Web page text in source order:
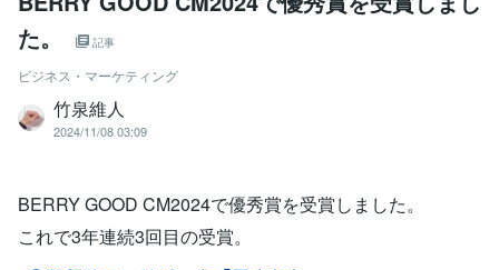
た。
記事
ビジネス・マーケティング
竹泉維人
2024/11/08 03:09
BERRY GOOD CM2024で優秀賞を受賞しました。
これで3年連続3回目の受賞。